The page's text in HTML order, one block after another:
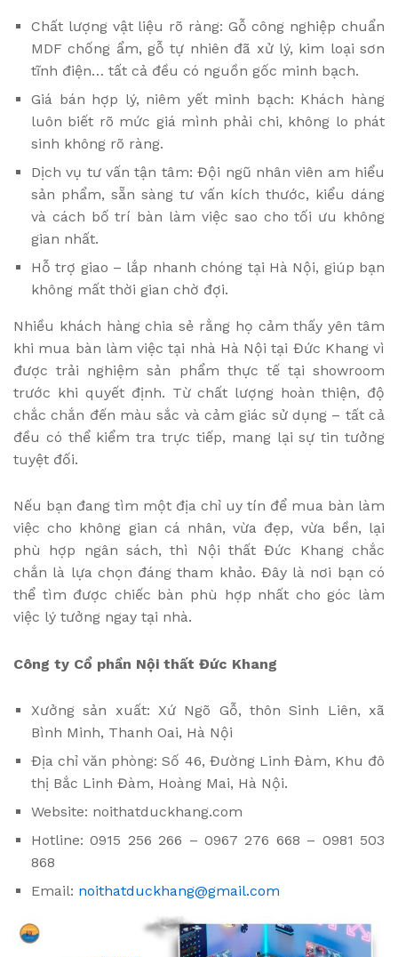
Chất lượng vật liệu rõ ràng: Gỗ công nghiệp chuẩn
MDF chống ẩm, gỗ tự nhiên đã xử lý, kim loại sơn
tĩnh điện… tất cả đều có nguồn gốc minh bạch.
Giá bán hợp lý, niêm yết minh bạch: Khách hàng
luôn biết rõ mức giá mình phải chi, không lo phát
sinh không rõ ràng.
Dịch vụ tư vấn tận tâm: Đội ngũ nhân viên am hiểu
sản phẩm, sẵn sàng tư vấn kích thước, kiểu dáng
và cách bố trí bàn làm việc sao cho tối ưu không
gian nhất.
Hỗ trợ giao – lắp nhanh chóng tại Hà Nội, giúp bạn
không mất thời gian chờ đợi.
Nhiều khách hàng chia sẻ rằng họ cảm thấy yên tâm
khi mua bàn làm việc tại nhà Hà Nội tại Đức Khang vì
được trải nghiệm sản phẩm thực tế tại showroom
trước khi quyết định. Từ chất lượng hoàn thiện, độ
chắc chắn đến màu sắc và cảm giác sử dụng – tất cả
đều có thể kiểm tra trực tiếp, mang lại sự tin tưởng
tuyệt đối.
Nếu bạn đang tìm một địa chỉ uy tín để mua bàn làm
việc cho không gian cá nhân, vừa đẹp, vừa bền, lại
phù hợp ngân sách, thì Nội thất Đức Khang chắc
chắn là lựa chọn đáng tham khảo. Đây là nơi bạn có
thể tìm được chiếc bàn phù hợp nhất cho góc làm
việc lý tưởng ngay tại nhà.
Công ty Cổ phần Nội thất Đức Khang
Xưởng sản xuất: Xứ Ngõ Gỗ, thôn Sinh Liên, xã
Bình Minh, Thanh Oai, Hà Nội
Địa chỉ văn phòng: Số 46, Đường Linh Đàm, Khu đô
thị Bắc Linh Đàm, Hoàng Mai, Hà Nội.
Website: noithatduckhang.com
Hotline: 0915 256 266 – 0967 276 668 – 0981 503
868
Email: noithatduckhang@gmail.com